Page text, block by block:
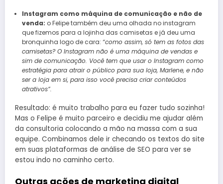
Instagram como máquina de comunicação e não de
venda: o Felipe também deu uma olhada no instagram
que fizemos para a lojinha das camisetas e já deu uma
bronquinha logo de cara: “como assim, só tem as fotos das
camisetas? O Instagram não é uma máquina de vendas e
sim de comunicação. Você tem que usar o Instagram como
estratégia para atrair o público para sua loja, Marlene, e não
ser a loja em si, para isso você precisa criar conteúdos
atrativos”.
Resultado: é muito trabalho para eu fazer tudo sozinha!
Mas o Felipe é muito parceiro e decidiu me ajudar além
da consultoria colocando a mão na massa com a sua
equipe. Combinamos dele ir checando os textos do site
em suas plataformas de análise de SEO para ver se
estou indo no caminho certo.
Outras ações de marketing digital